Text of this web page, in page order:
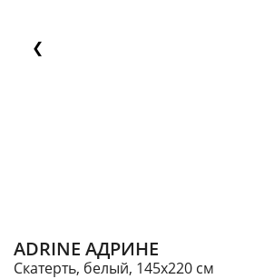
❮
ADRINE АДРИНЕ
Скатерть, белый, 145x220 см